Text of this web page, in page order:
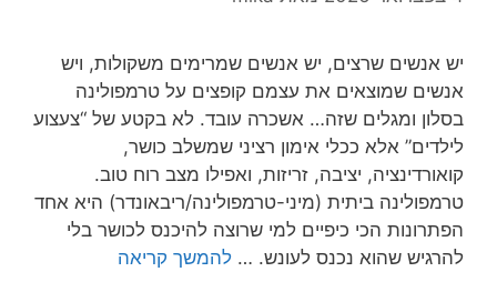
יש אנשים שרצים, יש אנשים שמרימים משקולות, ויש
אנשים שמוצאים את עצמם קופצים על טרמפולינה
בסלון ומגלים שזה… אשכרה עובד. לא בקטע של “צעצוע
לילדים” אלא ככלי אימון רציני שמשלב כושר,
קואורדינציה, יציבה, זריזות, ואפילו מצב רוח טוב.
טרמפולינה ביתית (מיני-טרמפולינה/ריבאונדר) היא אחד
הפתרונות הכי כיפיים למי שרוצה להיכנס לכושר בלי
להרגיש שהוא נכנס לעונש. … להמשך קריאה